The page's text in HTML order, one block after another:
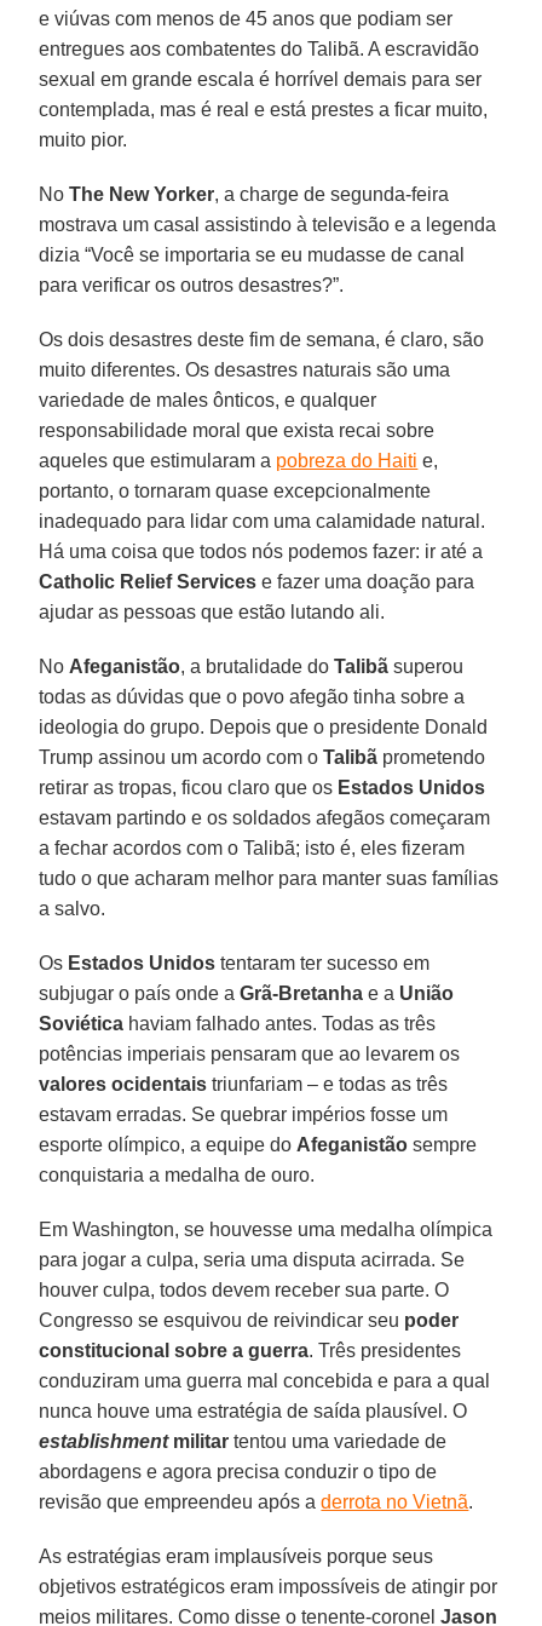
e viúvas com menos de 45 anos que podiam ser
entregues aos combatentes do Talibã. A escravidão
sexual em grande escala é horrível demais para ser
contemplada, mas é real e está prestes a ficar muito,
muito pior.
NoThe New Yorker, a charge de segunda-feira
mostrava um casal assistindo à televisão e a legenda
dizia “Você se importaria se eu mudasse de canal
para verificar os outros desastres?”.
Os dois desastres deste fim de semana, é claro, são
muito diferentes. Os desastres naturais são uma
variedade de males ônticos, e qualquer
responsabilidade moral que exista recai sobre
aqueles que estimularam a pobreza do Haiti e,
portanto, o tornaram quase excepcionalmente
inadequado para lidar com uma calamidade natural.
Há uma coisa que todos nós podemos fazer: ir até a
Catholic Relief Services e fazer uma doação para
ajudar as pessoas que estão lutando ali.
No Afeganistão, a brutalidade doTalibã superou
todas as dúvidas que o povo afegão tinha sobre a
ideologia do grupo. Depois que o presidente Donald
Trump assinou um acordo com oTalibã prometendo
retirar as tropas, ficou claro que os Estados Unidos
estavam partindo e os soldados afegãos começaram
a fechar acordos com o Talibã; isto é, eles fizeram
tudo o que acharam melhor para manter suas famílias
a salvo.
Os Estados Unidos tentaram ter sucesso em
subjugar o país onde aGrã-Bretanha e a União
Soviética haviam falhado antes. Todas as três
potências imperiais pensaram que ao levarem os
valores ocidentais triunfariam – e todas as três
estavam erradas. Se quebrar impérios fosse um
esporte olímpico, a equipe do Afeganistão sempre
conquistaria a medalha de ouro.
Em Washington, se houvesse uma medalha olímpica
para jogar a culpa, seria uma disputa acirrada. Se
houver culpa, todos devem receber sua parte. O
Congresso se esquivou de reivindicar seu poder
constitucional sobre a guerra. Três presidentes
conduziram uma guerra mal concebida e para a qual
nunca houve uma estratégia de saída plausível. O
establishmentmilitar tentou uma variedade de
abordagens e agora precisa conduzir o tipo de
revisão que empreendeu após aderrota no Vietnã.
As estratégias eram implausíveis porque seus
objetivos estratégicos eram impossíveis de atingir por
meios militares. Como disse o tenente-coronelJason